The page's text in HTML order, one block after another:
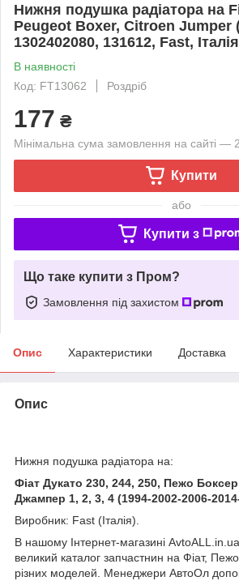
Нижня подушка радіатора на
Peugeot Boxer, Citroen Jumper
1302402080, 131612, Fast, Італія
В наявності
Код: FT13062
Роздріб
177 ₴
Мінімальна сума замовлення на сайті —
Купити
або
Купити з
Що таке купити з Пром?
Замовлення під захистом
Опис Характеристики Доставка
Опис
Нижня подушка радіатора на:
Фіат Дукато 230, 244, 250, Пежо Боксер
Джампер 1, 2, 3, 4 (1994-2002-2006-
Виробник: Fast (Італія).
В нашому Інтернет-магазині
великий каталог запчастнин на Фіат,
різних моделей. Менеджери АвтоОл